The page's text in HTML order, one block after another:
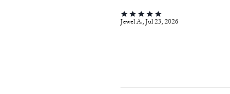
Jewel A., Jul 23, 2026